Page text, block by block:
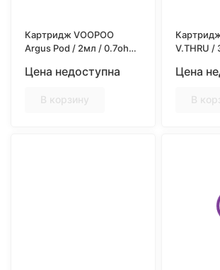
Картридж VOOPOO
Argus Pod / 2мл / 0.7ohm
Цена недоступна
В корзину
V.THRU /
Цена
В